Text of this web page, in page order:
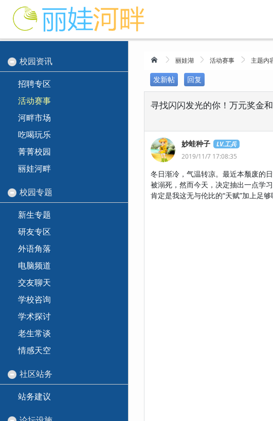
校园资讯
招聘专区
活动赛事
河畔市场
吃喝玩乐
菁菁校园
丽娃河畔
校园专题
新生专题
研友专区
外语角落
电脑频道
交友聊天
学校咨询
学术探讨
老生常谈
情感天空
社区站务
站务建议
丽娃湖 活动赛事 主题内
发新帖 回复
寻找闪闪发光的你！万元奖金
妙蛙种子
LV.工兵
2019/11/7 17:08:35
冬日渐冷，气温转凉。最近本颓废的
被溺死，然而今天，决定抽出一点学
肯定是我这无与伦比的“天赋”加上足